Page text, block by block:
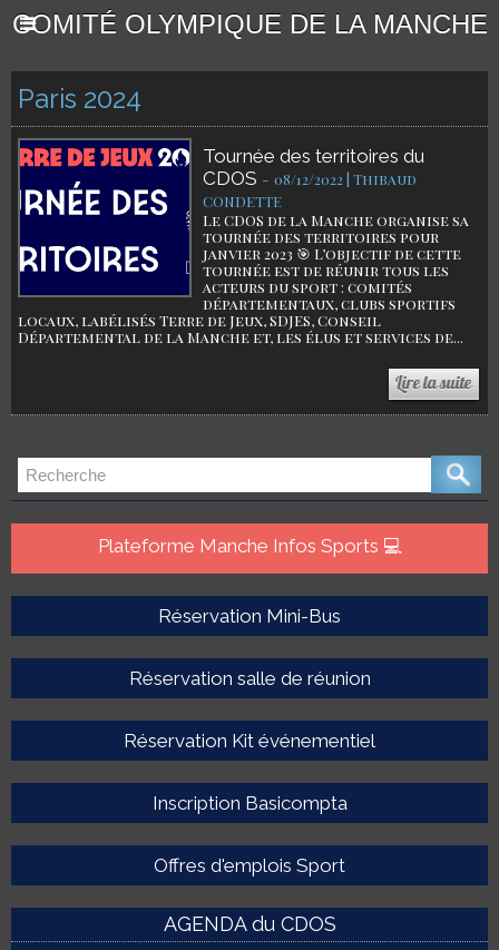
COMITÉ OLYMPIQUE DE LA MANCHE
Paris 2024
Tournée des territoires du
CDOS - 08/12/2022 | Thibaud
CONDETTE
Le CDOS de la Manche organise sa
tournée des territoires pour
janvier 2023 🎯 L’objectif de cette
tournée est de réunir tous les
acteurs du sport : comités
départementaux, clubs sportifs
locaux, labélisés Terre de Jeux, SDJES, Conseil
Départemental de la Manche et, les élus et services de...
Plateforme Manche Infos Sports 💻
Réservation Mini-Bus
Réservation salle de réunion
Réservation Kit événementiel
Inscription Basicompta
Offres d'emplois Sport
AGENDA du CDOS